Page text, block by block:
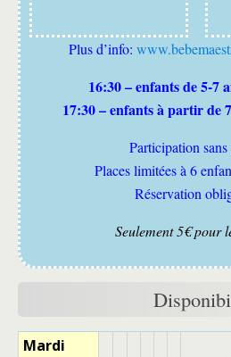
Plus d’info:
16:30 – enfants de 5-7
17:30 – enfants à partir de
Participation sans
Places limitées à 6
Réservation
Seulement 5€ pour
Mardi